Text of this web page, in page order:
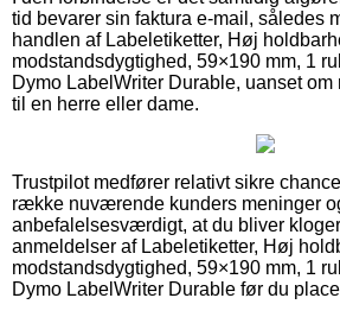
tid bevarer sin faktura e-mail, således
handlen af Labeletiketter, Høj
modstandsdygtighed, 59×190 mm, 1
Dymo LabelWriter Durable, uanset
til en herre eller dame.
Trustpilot medfører relativt sikre
række nuværende kunders meninger
anbefalelsesværdigt, at du bliver
anmeldelser af Labeletiketter, Høj
modstandsdygtighed, 59×190 mm, 1
Dymo LabelWriter Durable før du